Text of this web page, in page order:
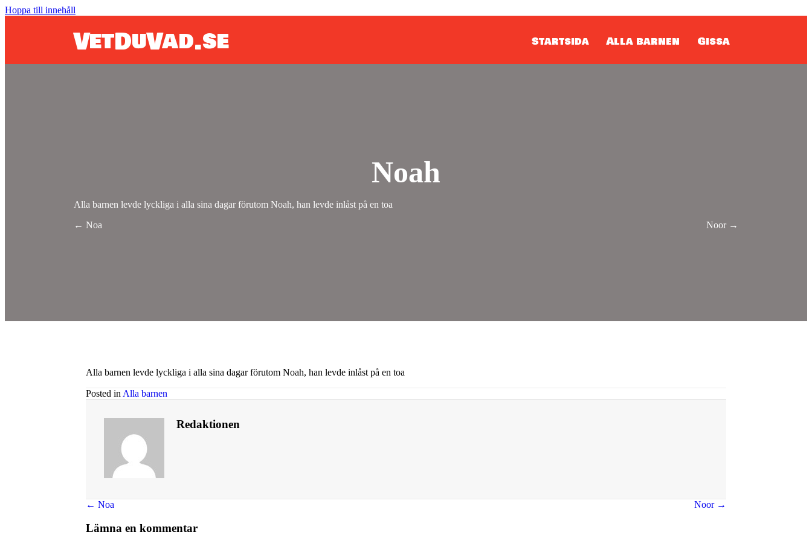
Hoppa till innehåll
VetDuVad.se Startsida Alla barnen Gissa
Noah
Alla barnen levde lyckliga i alla sina dagar förutom Noah, han levde inlåst på en toa
Posts
← Noa Noor →
Alla barnen levde lyckliga i alla sina dagar förutom Noah, han levde inlåst på en toa
Posted in Alla barnen
Redaktionen
Posts
navigation
← Noa Noor →
Lämna en kommentar